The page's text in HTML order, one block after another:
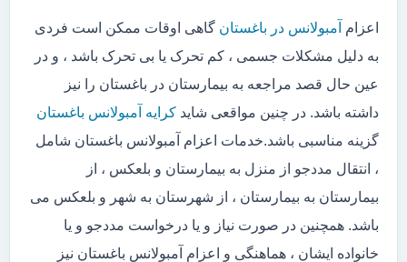
اعزام آمبولانس در باغستان گاهی اوقات ممکن است فردی
به دلیل مشکلات جسمی ، کم تحرک یا بی تحرک باشد ، و در
عین حال قصد مراجعه به بیمارستان در باغستان را نیز
داشته باشد. در چنین مواقعی شاید کرایه آمبولانس باغستان
گزینه مناسبی باشد.خدمات اعزام آمبولانس باغستان شامل
، انتقال مددجو از منزل به بیمارستان و بلعکس ، از
بیمارستان به بیمارستان ، از شهرستان به شهر و بلعکس می
باشد. همچنین در صورت نیاز و یا درخواست مددجو و یا
خانواده ایشان ، هماهنگی و اعزام آمبولانس باغستان نیز